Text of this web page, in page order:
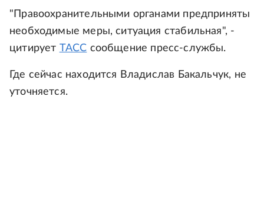
"Правоохранительными органами предприняты
необходимые меры, ситуация стабильная", -
цитирует ТАСС сообщение пресс-службы.
Где сейчас находится Владислав Бакальчук, не
уточняется.